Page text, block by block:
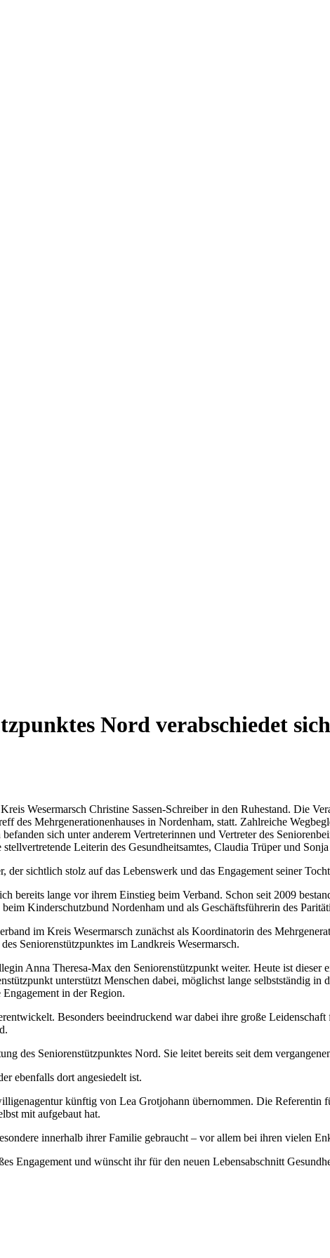
Nord verabschiedet
Wesermarsch Christine Sassen-Schreiber in den Ruhestand. Die
des Mehrgenerationenhauses in Nordenham, statt. Zahlreiche
sich unter anderem Vertreterinnen und Vertreter des
Leiterin des Gesundheitsamtes, Claudia Trüper und
sichtlich stolz auf das Lebenswerk und das Engagement seiner
bereits lange vor ihrem Einstieg beim Verband. Schon seit 2009
Kinderschutzbund Nordenham und als Geschäftsführerin des
im Kreis Wesermarsch zunächst als Koordinatorin des
Seniorenstützpunktes im Landkreis Wesermarsch.
Anna Theresa-Max den Seniorenstützpunkt weiter. Heute ist dieser
unterstützt Menschen dabei, möglichst lange selbstständig in
in der Region.
Besonders beeindruckend war dabei ihre große
des Seniorenstützpunktes Nord. Sie leitet bereits seit dem
ebenfalls dort angesiedelt ist.
künftig von Lea Grotjohann übernommen. Die Referentin
mit aufgebaut hat.
innerhalb ihrer Familie gebraucht – vor allem bei ihren vielen
Engagement und wünscht ihr für den neuen Lebensabschnitt